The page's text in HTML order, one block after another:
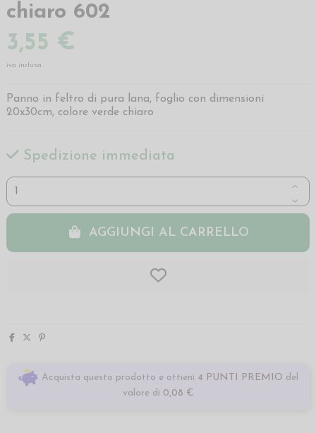
chiaro 602
3,55 €
iva inclusa
Panno in feltro di pura lana, foglio con dimensioni
20x30cm, colore verde chiaro
Spedizione immediata
AGGIUNGI AL CARRELLO
Acquista questo prodotto e ottieni 4 PUNTI PREMIO del
valore di 0,08 €